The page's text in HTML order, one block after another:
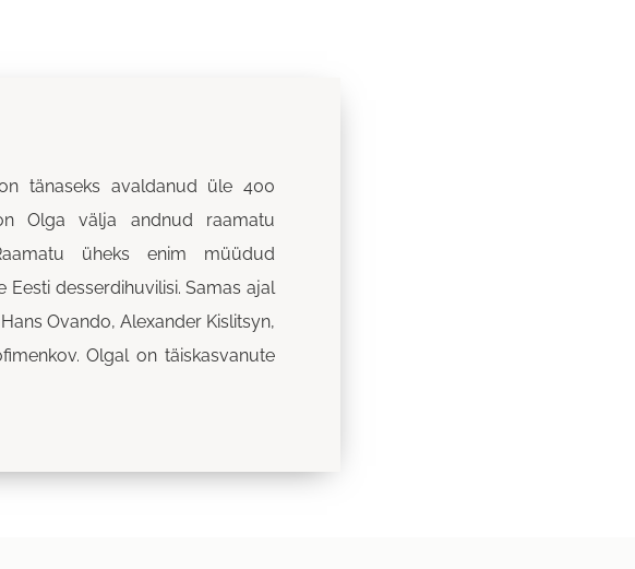
tänaseks avaldanud üle 400
Olga välja andnud raamatu
üheks enim müüdud
Eesti desserdihuvilisi. Samas ajal
Ovando, Alexander Kislitsyn,
Olgal on täiskasvanute